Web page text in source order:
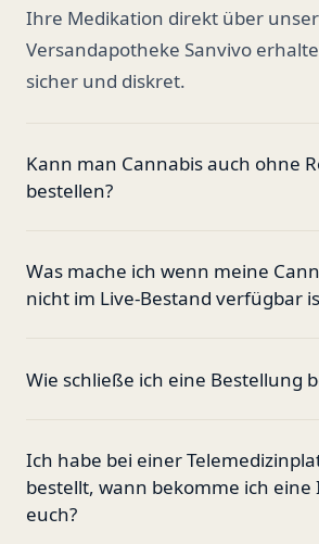
Ihre Medikation direkt über
Versandapotheke Sanvivo
sicher und diskret.
Kann man Cannabis auch ohne
bestellen?
Was mache ich wenn meine
nicht im Live-Bestand verfügbar
Wie schließe ich eine Bestellung
Ich habe bei einer
bestellt, wann bekomme ich eine
euch?